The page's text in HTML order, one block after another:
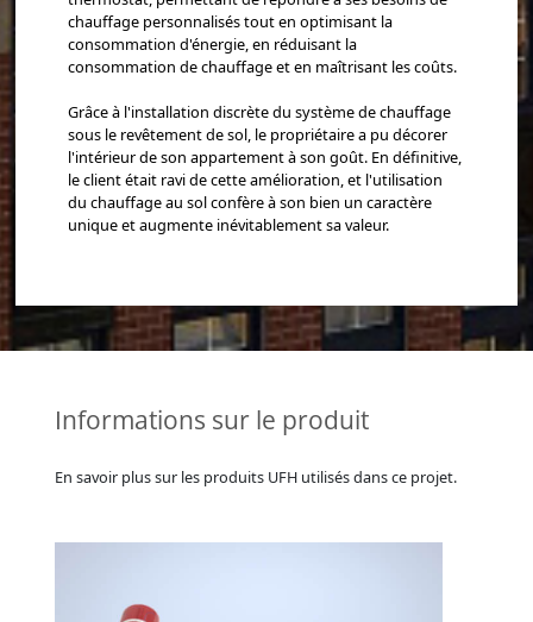
chauffage personnalisés tout en optimisant la
consommation d'énergie, en réduisant la
consommation de chauffage et en maîtrisant les coûts.
Grâce à l'installation discrète du système de chauffage
sous le revêtement de sol, le propriétaire a pu décorer
l'intérieur de son appartement à son goût. En définitive,
le client était ravi de cette amélioration, et l'utilisation
du chauffage au sol confère à son bien un caractère
unique et augmente inévitablement sa valeur.
Informations sur le produit
En savoir plus sur les produits UFH utilisés dans ce projet.